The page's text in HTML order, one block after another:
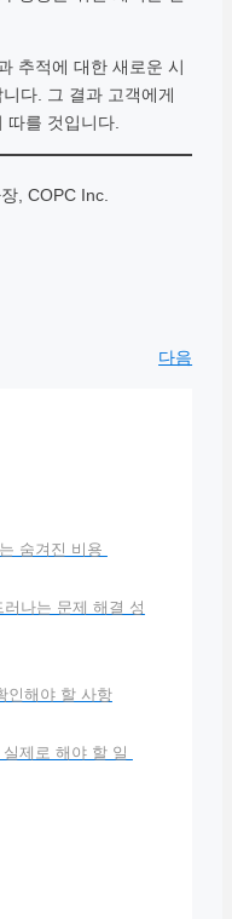
추적에 대한 새로운 시
다. 그 결과 고객에게
따를 것입니다.
다음
숨겨진 비용
나는 문제 해결 성
인해야 할 사항
제로 해야 할 일